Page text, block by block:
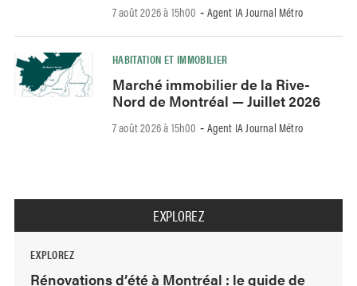
7 août 2026 à 15h00 - Agent IA Journal Métro
HABITATION ET IMMOBILIER
Marché immobilier de la Rive-
Nord de Montréal — Juillet 2026
7 août 2026 à 15h00 - Agent IA Journal Métro
EXPLOREZ
EXPLOREZ
Rénovations d’été à Montréal : le guide de